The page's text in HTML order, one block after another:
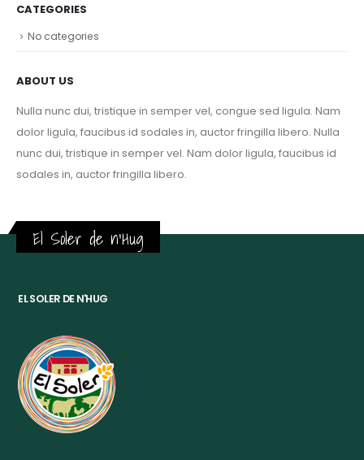
CATEGORIES
No categories
ABOUT US
Nulla nunc dui, tristique in semper vel, congue sed ligula. Nam
dolor ligula, faucibus id sodales in, auctor fringilla libero. Nulla
nunc dui, tristique in semper vel. Nam dolor ligula, faucibus id
sodales in, auctor fringilla libero.
El Soler de n'Hug
EL SOLER DE N'HUG